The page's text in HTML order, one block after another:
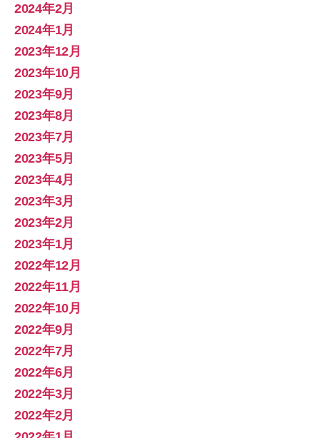
2024年2月
2024年1月
2023年12月
2023年10月
2023年9月
2023年8月
2023年7月
2023年5月
2023年4月
2023年3月
2023年2月
2023年1月
2022年12月
2022年11月
2022年10月
2022年9月
2022年7月
2022年6月
2022年3月
2022年2月